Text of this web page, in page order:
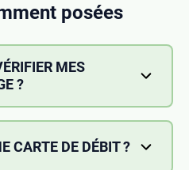
posées
MES
?
progression vers
peuvent être consultés
: La section Mon
CARTE DE DÉBIT ?